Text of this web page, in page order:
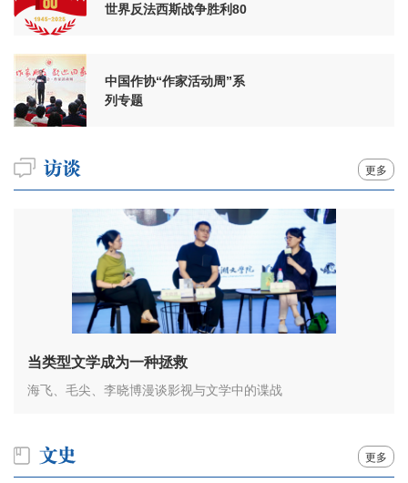
世界反法西斯战争胜利80
中国作协“作家活动周”系
列专题
更多
当类型文学成为一种拯救
海飞、毛尖、李晓博漫谈影视与文学中的谍战
更多